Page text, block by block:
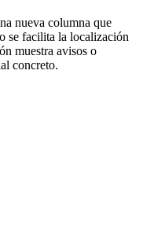
nueva columna que
se facilita la localización
muestra avisos o
concreto.